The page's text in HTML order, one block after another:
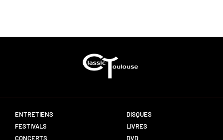
ENTRETIENS
FESTIVALS
CONCERTS
DISQUES
LIVRES
DVD